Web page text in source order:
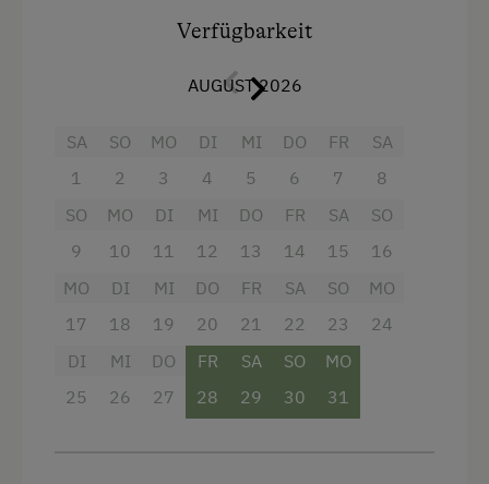
Historische Höfe
Hund erlaubt
Toilette
Bettwäsche
Geschirrspüler
Haustiere erlaubt
Ausziehcouch
Komplett ausgestattete Küche mit
Gefrierfach, E-Herd mit Backrohr,
DU/WC
Sat-TV
Verfügbarkeit
AUGUST 2026
SA
1
SO
2
MO
3
DI
4
MI
5
DO
6
FR
7
SA
8
SO
9
MO
10
DI
11
MI
12
DO
13
FR
14
SA
15
SO
16
MO
17
DI
18
MI
19
DO
20
FR
21
SA
22
SO
23
MO
24
DI
25
MI
26
DO
27
FR
28
SA
29
SO
30
MO
31